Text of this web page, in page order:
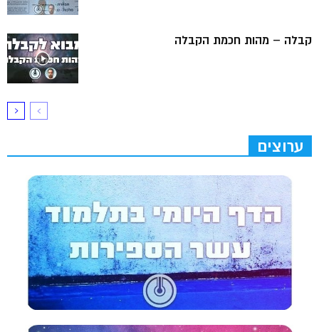
קבלה – מהות חכמת הקבלה
ערוצים